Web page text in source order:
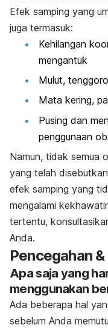
Efek samping yang
juga termasuk:
Kehilangan
mengantuk
Mulut,
Mata kering,
Pusing dan
penggunaan
Namun, tidak semua
yang telah
efek samping yang
mengalami
tertentu,
Anda.
Pencegahan
Apa saja yang
menggunakan
Ada beberapa hal
sebelum Anda